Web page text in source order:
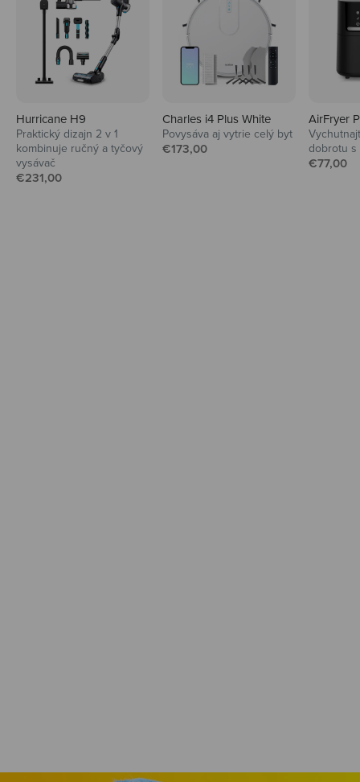
Hurricane H9
Praktický dizajn 2 v 1
kombinuje ručný a tyčový
vysávač
Predajná cena
€231,00
Charles i4 Plus White
Povysáva aj vytrie celý byt
Predajná cena
€173,00
AirFryer
dobrotu s
Predajná
€77,00
Audio
Slúchadlá a reproduktory pre maximálny
hudobný zážitok.